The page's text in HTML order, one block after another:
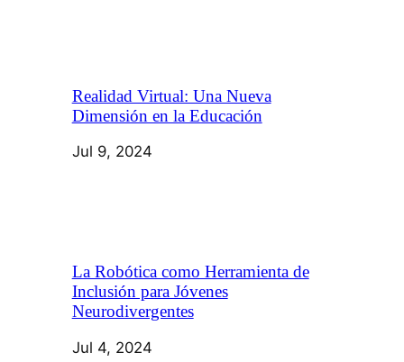
Realidad Virtual: Una Nueva
Dimensión en la Educación
Jul 9, 2024
La Robótica como Herramienta de
Inclusión para Jóvenes
Neurodivergentes
Jul 4, 2024